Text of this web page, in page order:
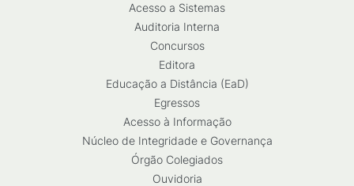
Acesso a Sistemas
Auditoria Interna
Concursos
Editora
Educação a Distância (EaD)
Egressos
Acesso à Informação
Núcleo de Integridade e Governança
Órgão Colegiados
Ouvidoria